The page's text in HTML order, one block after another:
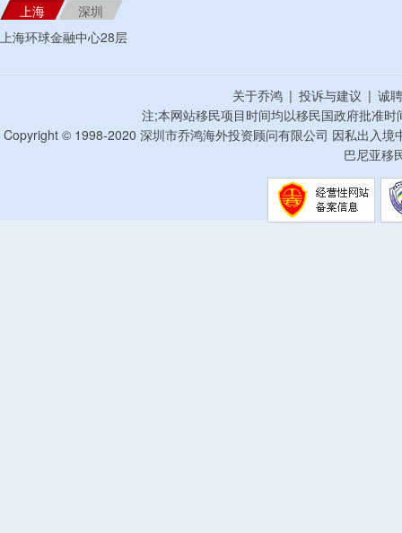
上海
深圳
上海环球金融中心28层
关于乔鸿 | 投诉与建议 | 诚
注;本网站移民项目时间均以移民国政府批准
Copyright © 1998-2020 深圳市乔鸿海外投资顾问有限公司 因私出入
巴尼亚移